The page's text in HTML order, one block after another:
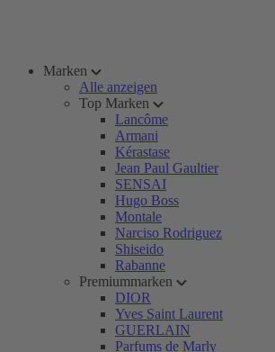
Marken
Alle anzeigen
Top Marken
Lancôme
Armani
Kérastase
Jean Paul Gaultier
SENSAI
Hugo Boss
Montale
Narciso Rodriguez
Shiseido
Rabanne
Premiummarken
DIOR
Yves Saint Laurent
GUERLAIN
Parfums de Marly